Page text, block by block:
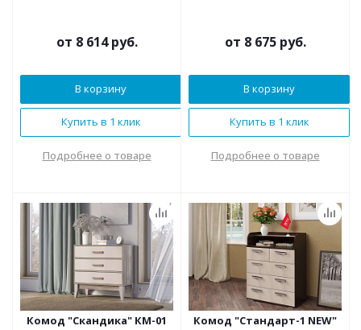
от 8 614 руб.
В корзину
Купить в 1 клик
Подробнее о товаре
от 8 675 руб.
В корзину
Купить в 1 клик
Подробнее о товаре
Комод "Скандика" КМ-01 Комод "Стандарт-1 NEW"